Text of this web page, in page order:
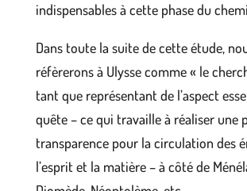
indispensables à cette phase du
Dans toute la suite de cette étude,
réfèrerons à Ulysse comme « le
tant que représentant de l’aspect
quête – ce qui travaille à réaliser une
transparence pour la circulation des
l’esprit et la matière – à côté de